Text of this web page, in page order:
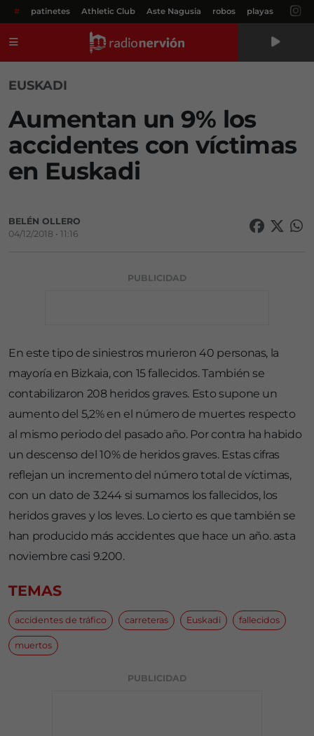
# patinetes Athletic Club Aste Nagusia robos playas
EUSKADI
Aumentan un 9% los
accidentes con víctimas
en Euskadi
BELÉN OLLERO
04/12/2018 • 11:16
PUBLICIDAD
En este tipo de siniestros murieron 40 personas, la
mayoría en Bizkaia, con 15 fallecidos. También se
contabilizaron 208 heridos graves. Esto supone un
aumento del 5,2% en el número de muertes respecto
al mismo periodo del pasado año. Por contra ha habido
un descenso del 10% de heridos graves. Estas cifras
reflejan un incremento del número total de víctimas,
con un dato de 3.244 si sumamos los fallecidos, los
heridos graves y los leves. Lo cierto es que también se
han producido más accidentes que hace un año. asta
noviembre casi 9.200.
TEMAS
accidentes de tráfico carreteras Euskadi fallecidos
muertos
PUBLICIDAD